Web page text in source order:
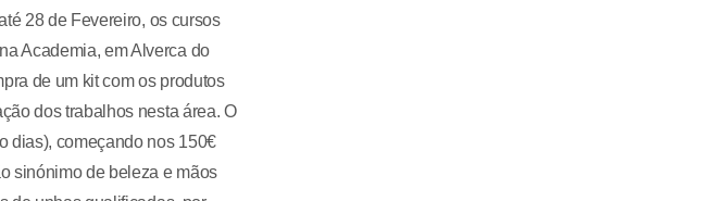
28 de Fevereiro, os cursos
Academia, em Alverca do
de um kit com os produtos
dos trabalhos nesta área. O
dias), começando nos 150€
sinónimo de beleza e mãos